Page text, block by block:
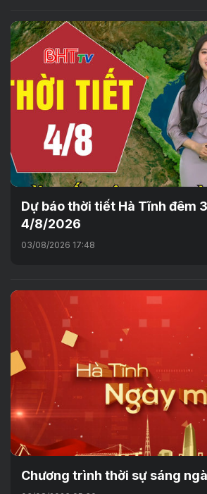
Dự báo thời tiết Hà Tĩnh đêm
4/8/2026
03/08/2026 17:48
Chương trình thời sự sáng